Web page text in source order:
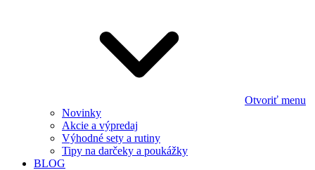
Otvoriť menu
Novinky
Akcie a výpredaj
Výhodné sety a rutiny
Tipy na darčeky a poukážky
BLOG